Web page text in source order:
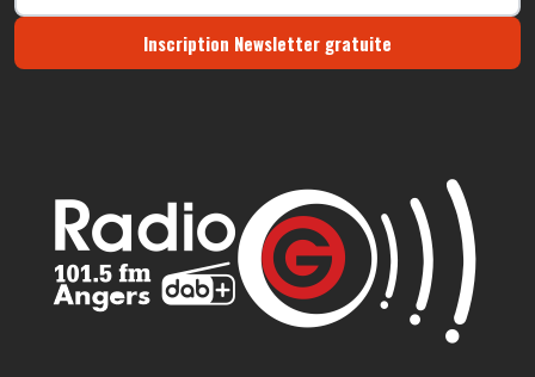
Inscription Newsletter gratuite